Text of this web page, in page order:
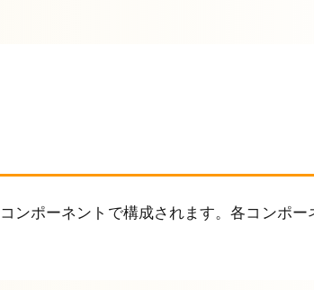
ンポーネントで構成されます。各コンポ